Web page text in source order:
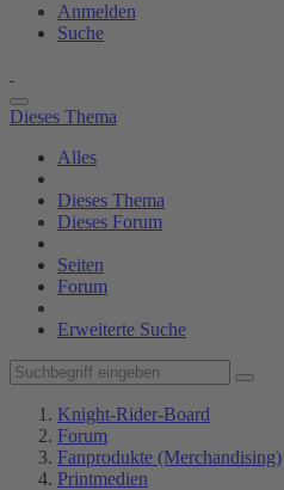
Anmelden
Suche
Dieses Thema
Alles
Dieses Thema
Dieses Forum
Seiten
Forum
Erweiterte Suche
Knight-Rider-Board
Forum
Fanprodukte (Merchandising)
Printmedien